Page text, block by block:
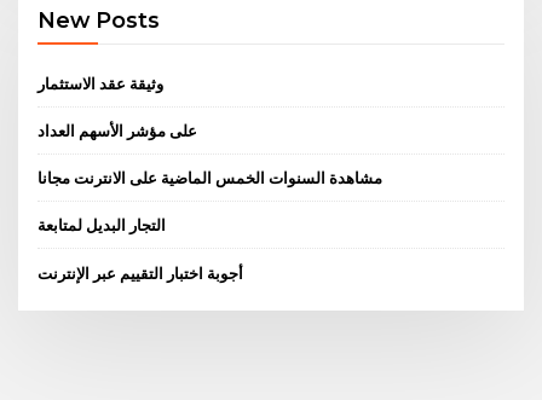
New Posts
وثيقة عقد الاستثمار
على مؤشر الأسهم العداد
مشاهدة السنوات الخمس الماضية على الانترنت مجانا
التجار البديل لمتابعة
أجوبة اختبار التقييم عبر الإنترنت